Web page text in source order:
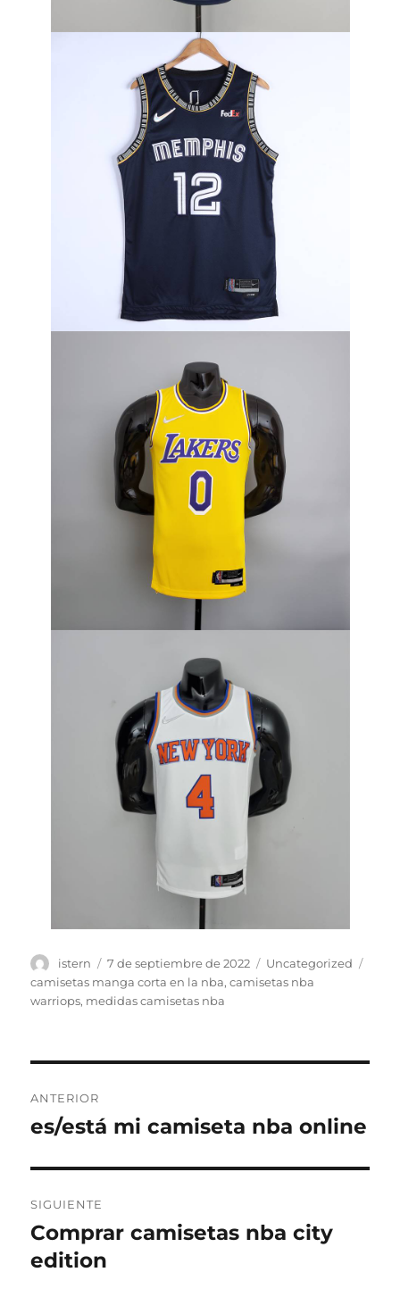
Autor
istern
Publicado
el
7 de septiembre de 2022 Categorías
Uncategorized
camisetas manga corta en la nba,camisetas nba
warriops, medidas camisetas nba
de
ANTERIOR
Entrada
es/está mi camiseta nba online
SIGUIENTE
Entrada
siguiente:
Comprar camisetas nba city
edition